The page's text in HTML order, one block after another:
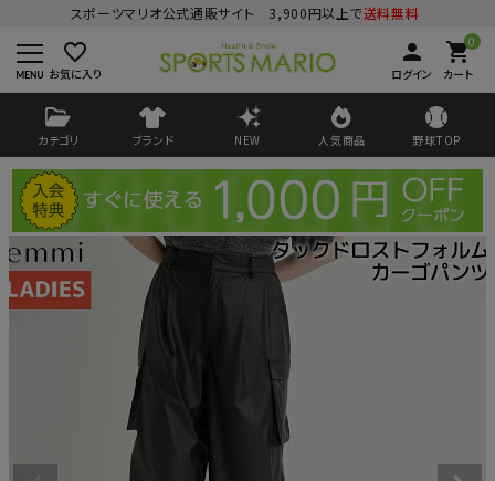
スポーツマリオ公式通販サイト 3,900円以上で送料無料
favorite_border
お気に入り
person
ログイン
0
shopping_cart
カート
カテゴリ ブランド NEW 人気商品 野球TOP
ログイン 会員登録